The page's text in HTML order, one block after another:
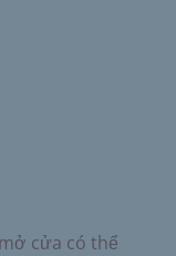
cửa có thể